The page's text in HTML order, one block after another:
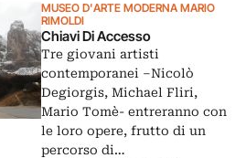
MUSEO D'ARTE MODERNA MARIO
RIMOLDI
Chiavi Di Accesso
Tre giovani artisti
contemporanei –Nicolò
Degiorgis, Michael Fliri,
Mario Tomè- entreranno con
le loro opere, frutto di un
percorso di…